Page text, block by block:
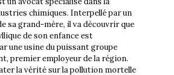
chimiques. Interpellé par un
sa grand-mère, il va découvrir que
de son enfance est
une usine du puissant groupe
premier employeur de la région.
la vérité sur la pollution mortelle